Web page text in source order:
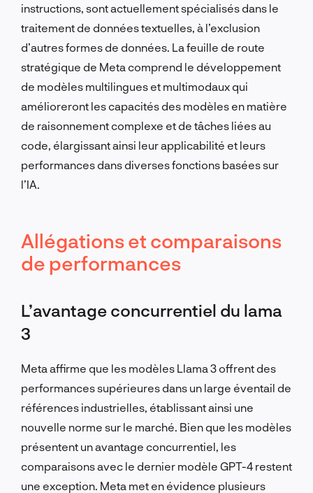
instructions, sont actuellement spécialisés dans le
traitement de données textuelles, à l’exclusion
d’autres formes de données. La feuille de route
stratégique de Meta comprend le développement
de modèles multilingues et multimodaux qui
amélioreront les capacités des modèles en matière
de raisonnement complexe et de tâches liées au
code, élargissant ainsi leur applicabilité et leurs
performances dans diverses fonctions basées sur
l’IA.
Allégations et comparaisons
de performances
L’avantage concurrentiel du lama
3
Meta affirme que les modèles Llama 3 offrent des
performances supérieures dans un large éventail de
références industrielles, établissant ainsi une
nouvelle norme sur le marché. Bien que les modèles
présentent un avantage concurrentiel, les
comparaisons avec le dernier modèle GPT-4 restent
une exception. Meta met en évidence plusieurs